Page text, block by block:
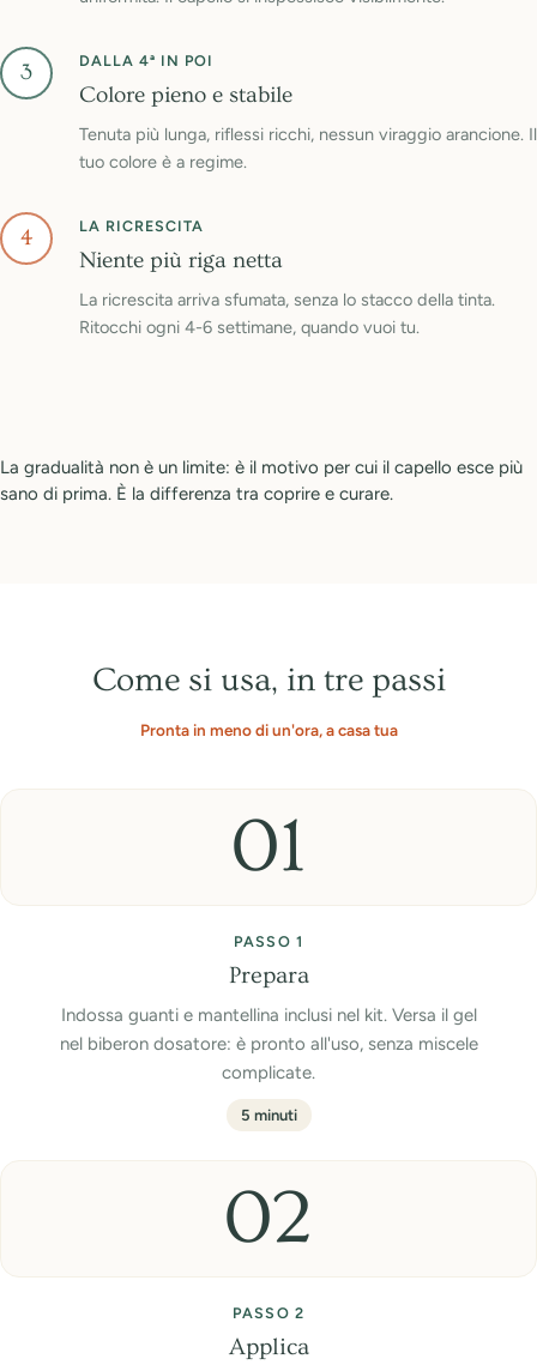
3 DALLA 4ª IN POI
Colore pieno e stabile
Tenuta più lunga, riflessi ricchi, nessun viraggio arancione. Il
tuo colore è a regime.
4 LA RICRESCITA
Niente più riga netta
La ricrescita arriva sfumata, senza lo stacco della tinta.
Ritocchi ogni 4-6 settimane, quando vuoi tu.
La gradualità non è un limite: è il motivo per cui il capello esce più
sano di prima. È la differenza tra coprire e curare.
Come si usa, in tre passi
Pronta in meno di un'ora, a casa tua
01
PASSO 1
Prepara
Indossa guanti e mantellina inclusi nel kit. Versa il gel
nel biberon dosatore: è pronto all'uso, senza miscele
complicate.
5 minuti
02
PASSO 2
Applica